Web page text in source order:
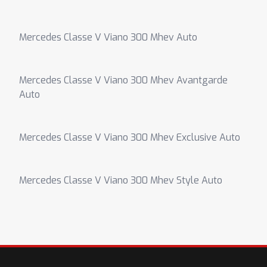
Mercedes Classe V Viano 300 Mhev Auto
Mercedes Classe V Viano 300 Mhev Avantgarde
Auto
Mercedes Classe V Viano 300 Mhev Exclusive Auto
Mercedes Classe V Viano 300 Mhev Style Auto